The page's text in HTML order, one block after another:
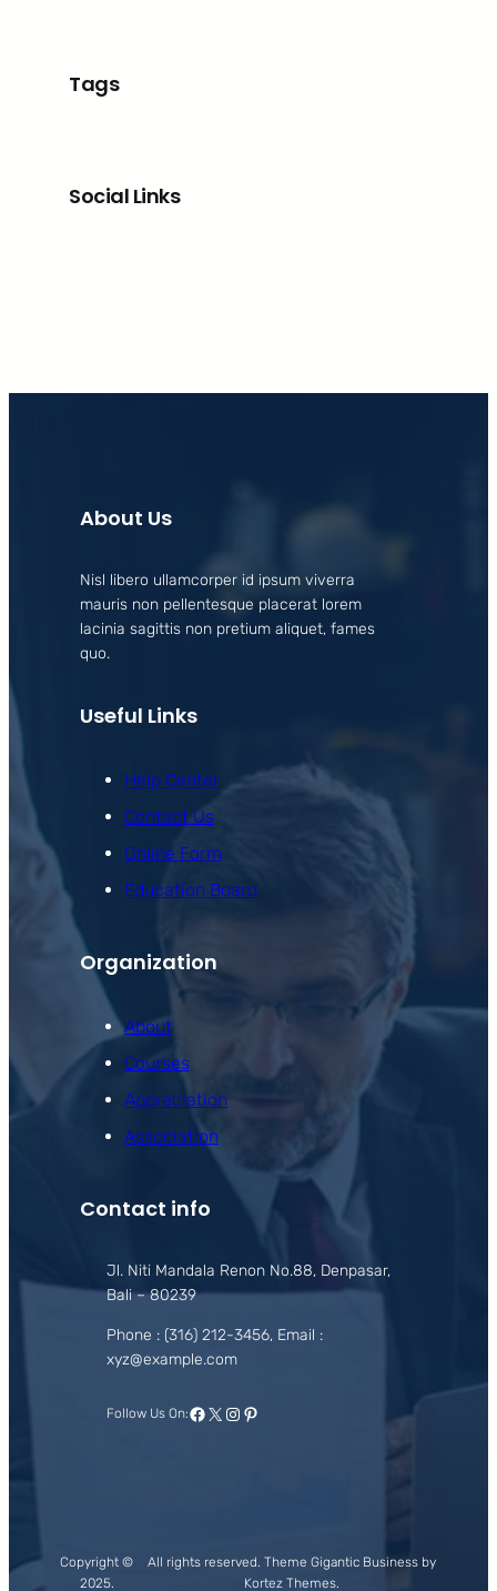
Tags
Social Links
About Us
Nisl libero ullamcorper id ipsum viverra
mauris non pellentesque placerat lorem
lacinia sagittis non pretium aliquet, fames
quo.
Useful Links
Help Center
Contact Us
Online Form
Education Board
Organization
About
Courses
Appreciation
Association
Contact info
Jl. Niti Mandala Renon No.88, Denpasar,
Bali – 80239
Phone : (316) 212-3456, Email :
xyz@example.com
Follow Us On:Facebook
X Instagram
Pinterest
Copyright ©
2025.
All rights reserved. Theme Gigantic Business by
Kortez Themes.